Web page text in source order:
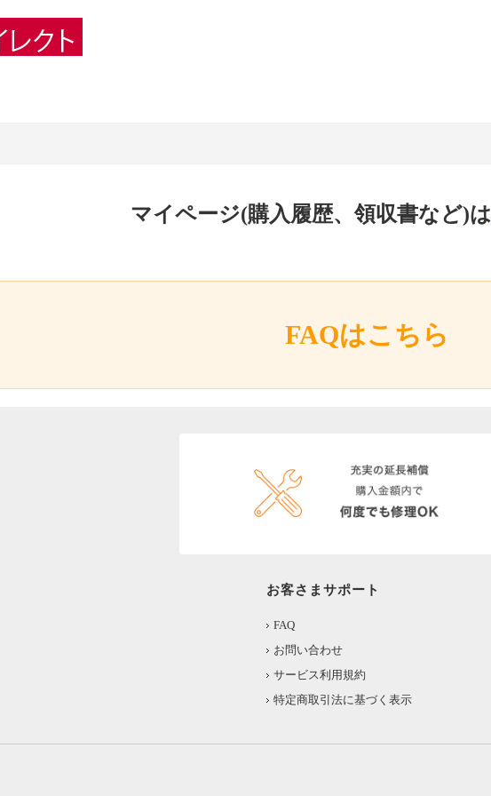
マイページ(購入履歴、領収書など)は
FAQはこちら
お客さまサポート
FAQ
お問い合わせ
サービス利用規約
特定商取引法に基づく表示